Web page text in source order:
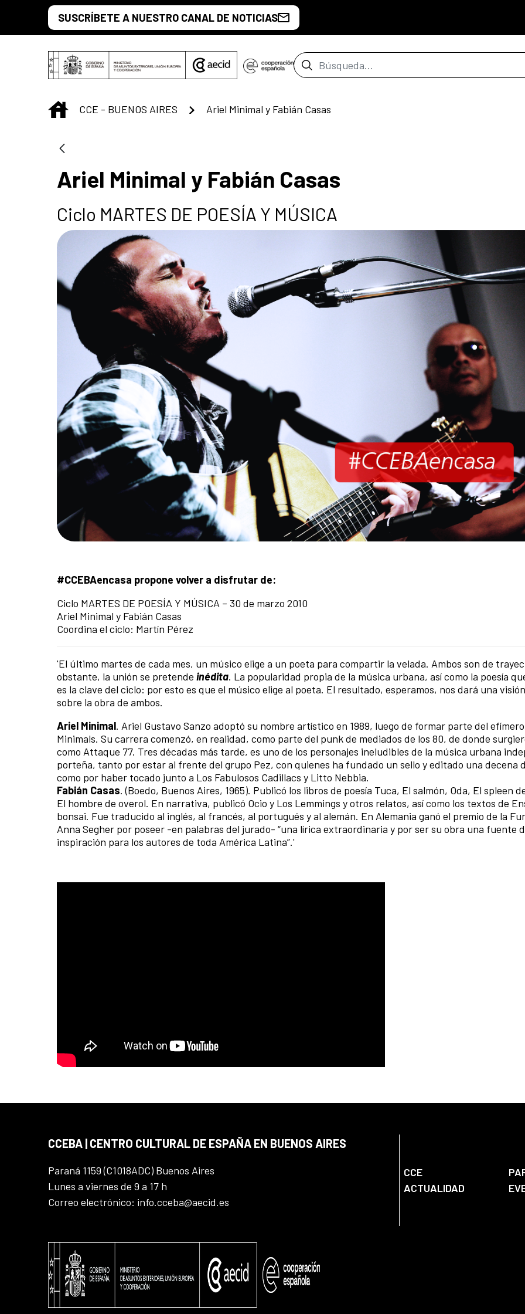
Saltar al contenido principal
SUSCRÍBETE A NUESTRO CANAL DE NOTICIAS
Barra de búsqueda
INICIO
CCE - BUENOS AIRES Ariel Minimal y Fabián Casas
Ariel Minimal y Fabián Casas
Ciclo MARTES DE POESÍA Y MÚSICA
#CCEBAencasa propone volver a disfrutar de:
Ciclo MARTES DE POESÍA Y MÚSICA – 30 de marzo 2010
Ariel Minimal y Fabián Casas
Coordina el ciclo: Martín Pérez
'El último martes de cada mes, un músico elige a un poeta para compartir la velada. Ambos son de
obstante, la unión se pretende inédita. La popularidad propia de la música urbana, así como la poesía
es la clave del ciclo: por esto es que el músico elige al poeta. El resultado, esperamos, nos dará una
sobre la obra de ambos.
Ariel Minimal. Ariel Gustavo Sanzo adoptó su nombre artístico en 1989, luego de formar parte del
Minimals. Su carrera comenzó, en realidad, como parte del punk de mediados de los 80, de donde
como Attaque 77. Tres décadas más tarde, es uno de los personajes ineludibles de la música urbana
porteña, tanto por estar al frente del grupo Pez, con quienes ha fundado un sello y editado una decena
como por haber tocado junto a Los Fabulosos Cadillacs y Litto Nebbia.
Fabián Casas. (Boedo, Buenos Aires, 1965). Publicó los libros de poesía Tuca, El salmón, Oda, El spleen
El hombre de overol. En narrativa, publicó Ocio y Los Lemmings y otros relatos, así como los textos de
bonsai. Fue traducido al inglés, al francés, al portugués y al alemán. En Alemania ganó el premio de la
Anna Segher por poseer -en palabras del jurado- “una lírica extraordinaria y por ser su obra una fuente
inspiración para los autores de toda América Latina”.'
CCEBA | CENTRO CULTURAL DE ESPAÑA EN BUENOS AIRES
Paraná 1159 (C1018ADC) Buenos Aires
Lunes a viernes de 9 a 17 h
Correo electrónico: info.cceba@aecid.es
CCE
ACTUALIDAD